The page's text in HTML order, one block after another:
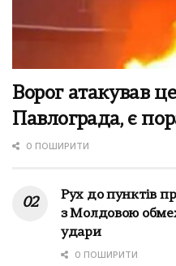
Ворог атакував
Павлограда, є
0 ПОШИРИТИ
Рух до пунктів
з Молдовою
удари
0 ПОШИРИТИ